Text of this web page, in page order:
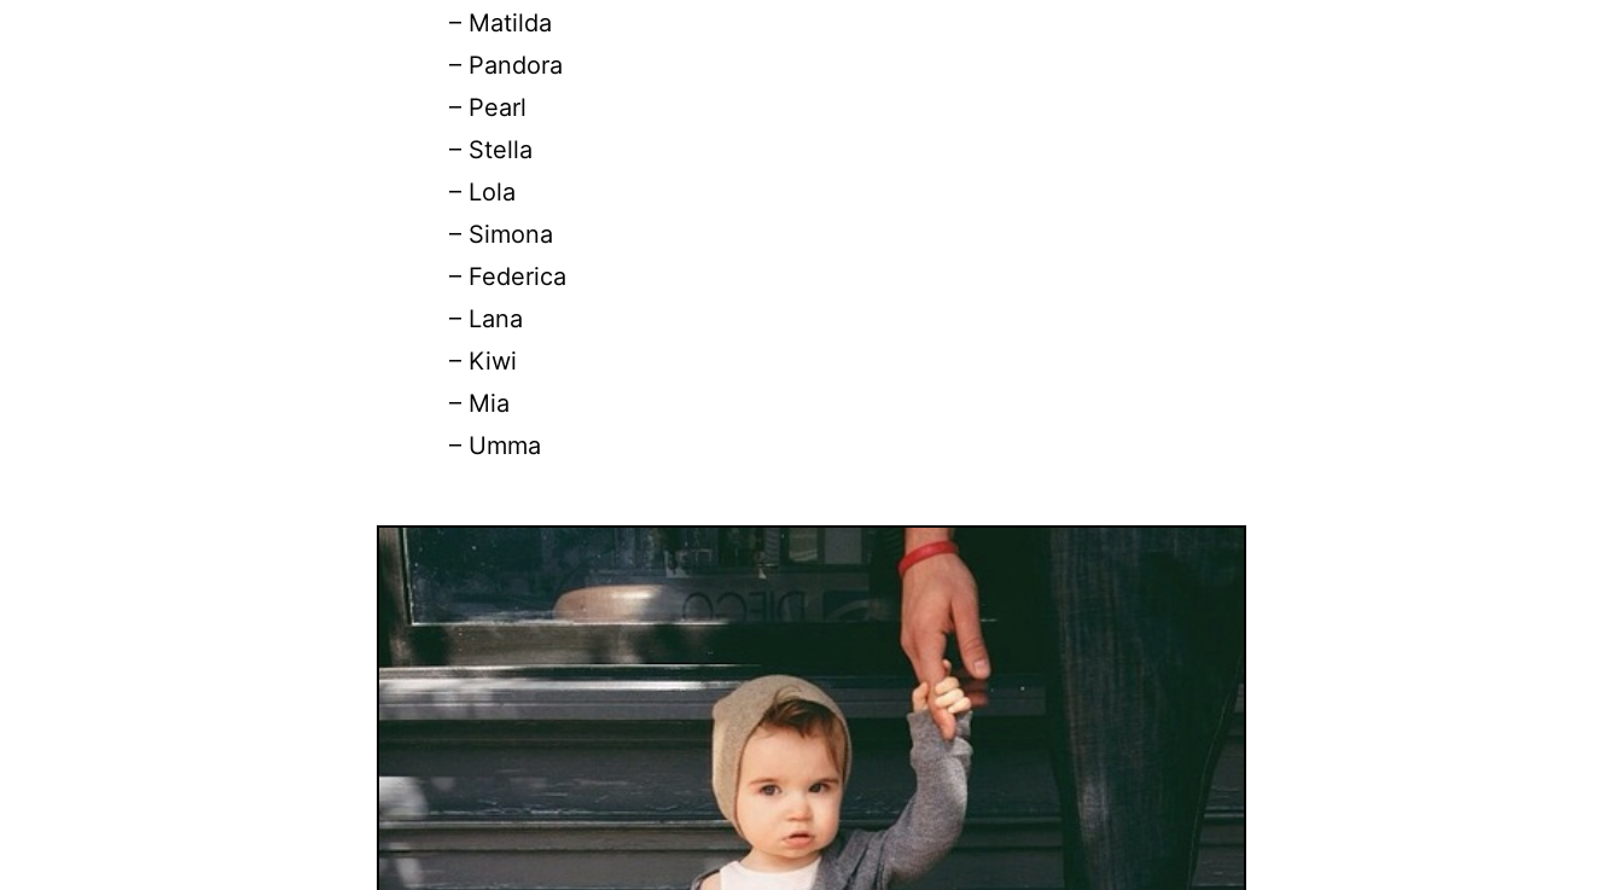
– Matilda
– Pandora
– Pearl
– Stella
– Lola
– Simona
– Federica
– Lana
– Kiwi
– Mia
– Umma